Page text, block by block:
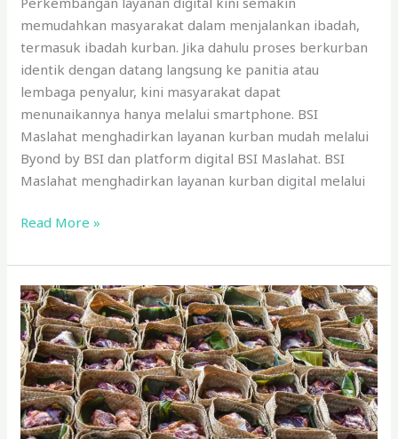
memudahkan masyarakat dalam menjalankan ibadah,
termasuk ibadah kurban. Jika dahulu proses berkurban
identik dengan datang langsung ke panitia atau
lembaga penyalur, kini masyarakat dapat
menunaikannya hanya melalui smartphone. BSI
Maslahat menghadirkan layanan kurban mudah melalui
Byond by BSI dan platform digital BSI Maslahat. BSI
Maslahat menghadirkan layanan kurban digital melalui
Read More »
Berapa
Banyak
Daging
Kurban
yang
Boleh
Dimakan